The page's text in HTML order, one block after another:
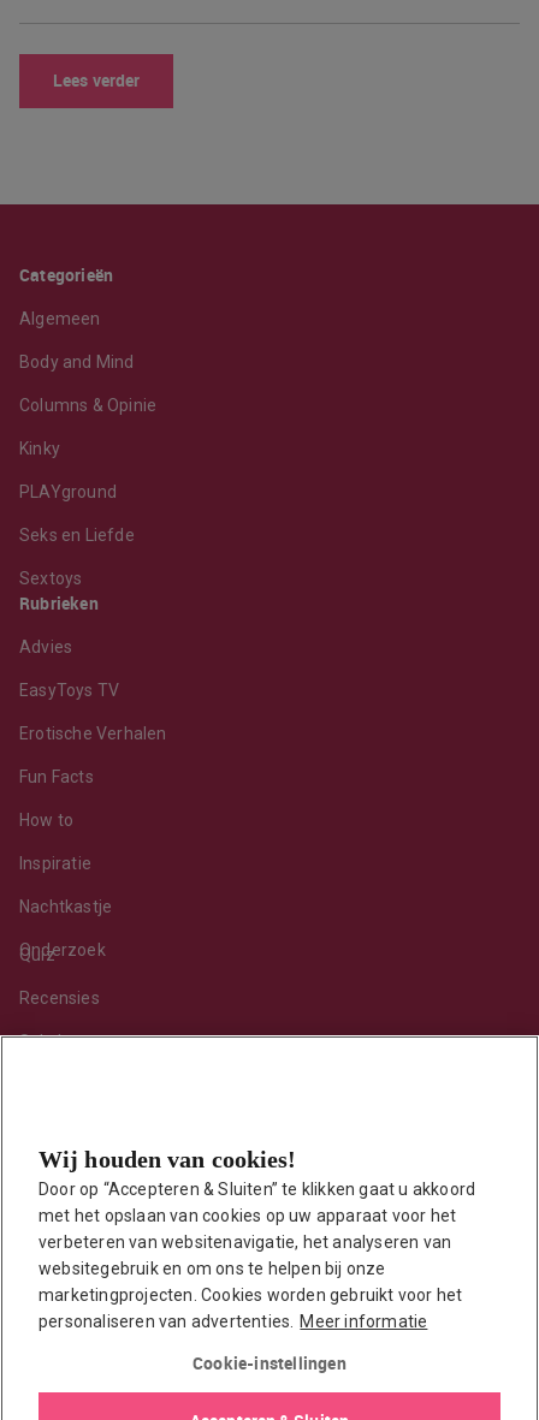
Lees verder
Categorieën
Algemeen
Body and Mind
Columns & Opinie
Kinky
PLAYground
Seks en Liefde
Sextoys
Rubrieken
Advies
EasyToys TV
Erotische Verhalen
Fun Facts
How to
Inspiratie
Nachtkastje
Onderzoek
Quiz
Recensies
Sekshoroscoop
Toy van de maand
Vraag ’t onze seksuoloog
Interessante links
Seksuologen in Nederland
Erotisch verhaal insturen
EasyToys shop
Wij houden van cookies!
Door op “Accepteren & Sluiten” te klikken gaat u akkoord
met het opslaan van cookies op uw apparaat voor het
verbeteren van websitenavigatie, het analyseren van
websitegebruik en om ons te helpen bij onze
marketingprojecten. Cookies worden gebruikt voor het
personaliseren van advertenties. Meer informatie
Cookie-instellingen